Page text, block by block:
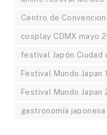
Centro de
cosplay CDMX mayo
festival Japón Ciudad
Festival Mundo Japan
Festival Mundo Japan
gastronomía